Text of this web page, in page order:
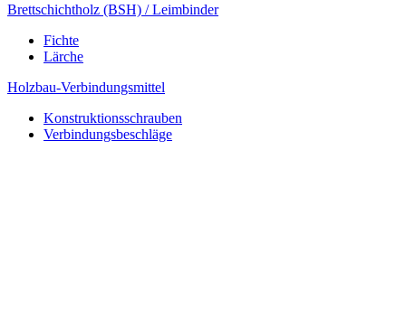
Brettschichtholz (BSH) / Leimbinder
Fichte
Lärche
Holzbau-Verbindungsmittel
Konstruktionsschrauben
Verbindungsbeschläge